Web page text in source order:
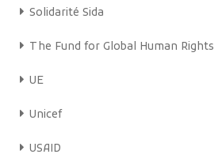
Solidarité Sida
The Fund for Global Human Rights
UE
Unicef
USAID